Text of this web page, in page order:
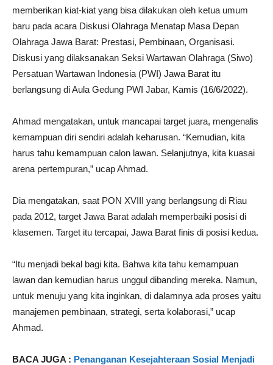
memberikan kiat-kiat yang bisa dilakukan oleh ketua umum
baru pada acara Diskusi Olahraga Menatap Masa Depan
Olahraga Jawa Barat: Prestasi, Pembinaan, Organisasi.
Diskusi yang dilaksanakan Seksi Wartawan Olahraga (Siwo)
Persatuan Wartawan Indonesia (PWI) Jawa Barat itu
berlangsung di Aula Gedung PWI Jabar, Kamis (16/6/2022).
Ahmad mengatakan, untuk mancapai target juara, mengenalis
kemampuan diri sendiri adalah keharusan. “Kemudian, kita
harus tahu kemampuan calon lawan. Selanjutnya, kita kuasai
arena pertempuran,” ucap Ahmad.
Dia mengatakan, saat PON XVIII yang berlangsung di Riau
pada 2012, target Jawa Barat adalah memperbaiki posisi di
klasemen. Target itu tercapai, Jawa Barat finis di posisi kedua.
“Itu menjadi bekal bagi kita. Bahwa kita tahu kemampuan
lawan dan kemudian harus unggul dibanding mereka. Namun,
untuk menuju yang kita inginkan, di dalamnya ada proses yaitu
manajemen pembinaan, strategi, serta kolaborasi,” ucap
Ahmad.
BACA JUGA : Penanganan Kesejahteraan Sosial Menjadi